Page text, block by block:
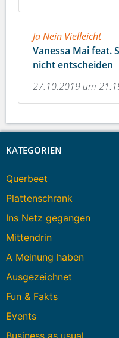
Ja Nein Vielleicht
Vanessa Mai feat.
nicht entscheiden
27.10.2019 um
KATEGORIEN
Querbeet
Plattenschrank
Ins Netz gegangen
Mittendrin
A Meinung haben
Ausgezeichnet
Fun & Fakts
Events